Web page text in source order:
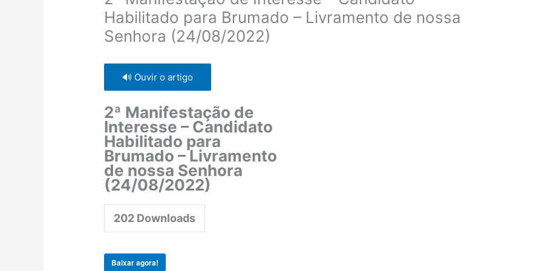
Habilitado para Brumado – Livramento de nossa
Senhora (24/08/2022)
🔊 Ouvir o artigo
2ª Manifestação de
Interesse – Candidato
Habilitado para
Brumado – Livramento
de nossa Senhora
(24/08/2022)
202 Downloads
Baixar agora!